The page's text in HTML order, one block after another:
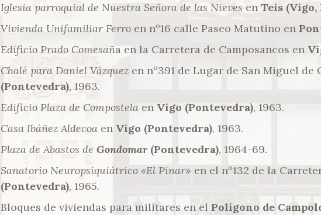
Iglesia parroquial de Nuestra Señora de las Nieves en Teis (Vigo,
Vivienda Unifamiliar Ferro en nº16 calle Paseo Matutino en
Edificio Prado Comesaña en la Carretera de Camposancos en
Chalé para Daniel Vázquez en nº391 de Lugar de San Miguel de
(Pontevedra), 1963.
Edificio Plaza de Compostela en Vigo (Pontevedra), 1963.
Casa Ibáñez Aldecoa en Vigo (Pontevedra), 1963.
Plaza de Abastos de Gondomar(Pontevedra), 1964-69.
Sanatorio Neuropsiquiátrico «El Pinar» en el nº132 de la
(Pontevedra), 1965.
Bloques de viviendas para militares en el Polígono de